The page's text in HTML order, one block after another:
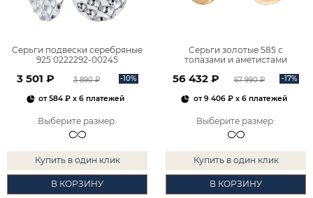
Серьги подвески серебряные
925 0222292-00245
3 501 ₽ 3 890 ₽ -10%
от584 ₽ x 6 платежей
Выберите размер:
Купить в один клик
В КОРЗИНУ
Серьги золотые 585 с
топазами и аметистами
56 432 ₽ 67 990 ₽ -17%
от9 406 ₽x 6 платежей
Выберите размер:
Купить в один клик
В КОРЗИНУ